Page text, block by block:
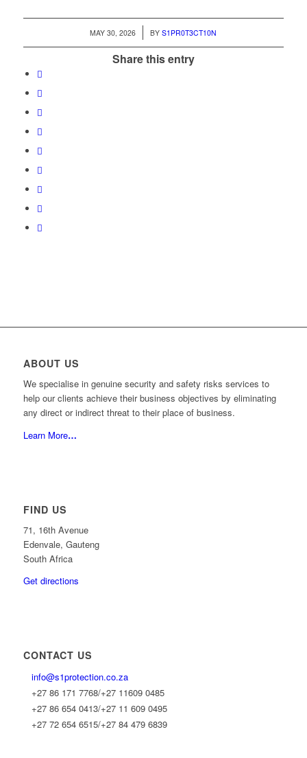
MAY 30, 2026
/ BYS1PR0T3CT10N
Share this entry
ABOUT US
We specialise in genuine security and safety risks services to
help our clients achieve their business objectives by eliminating
any direct or indirect threat to their place of business.
Learn More…
FIND US
71, 16th Avenue
Edenvale, Gauteng
South Africa
Get directions
CONTACT US
info@s1protection.co.za
+27 86 171 7768/+27 11609 0485
+27 86 654 0413/+27 11 609 0495
+27 72 654 6515/+27 84 479 6839